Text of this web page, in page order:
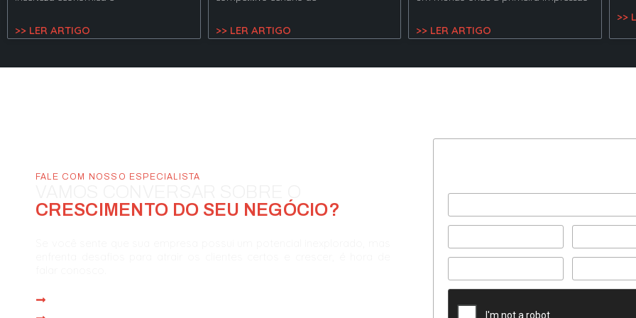
>> LER ARTIGO >> LER ARTIGO >> LER ARTIGO
>>
FALE COM NOSSO ESPECIALISTA
CRESCIMENTO DO SEU NEGÓCIO?